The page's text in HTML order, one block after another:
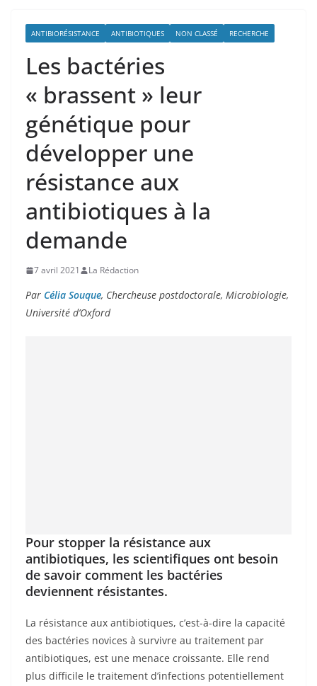
ANTIBIORÉSISTANCE ANTIBIOTIQUES NON CLASSÉ RECHERCHE
Les bactéries
« brassent » leur
génétique pour
développer une
résistance aux
antibiotiques à la
demande
7 avril 2021 La Rédaction
Par Célia Souque, Chercheuse postdoctorale, Microbiologie,
Université d’Oxford
Pour stopper la résistance aux
antibiotiques, les scientifiques ont besoin
de savoir comment les bactéries
deviennent résistantes.
La résistance aux antibiotiques, c’est-à-dire la capacité
des bactéries novices à survivre au traitement par
antibiotiques, est une menace croissante. Elle rend
plus difficile le traitement d’infections potentiellement